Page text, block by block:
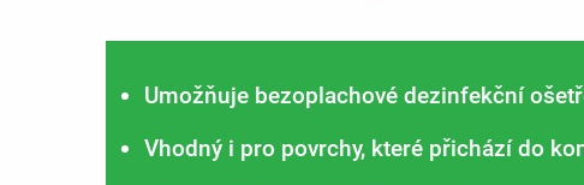
Umožňuje bezoplachové dezinfekční
Vhodný i pro povrchy, které přichází do